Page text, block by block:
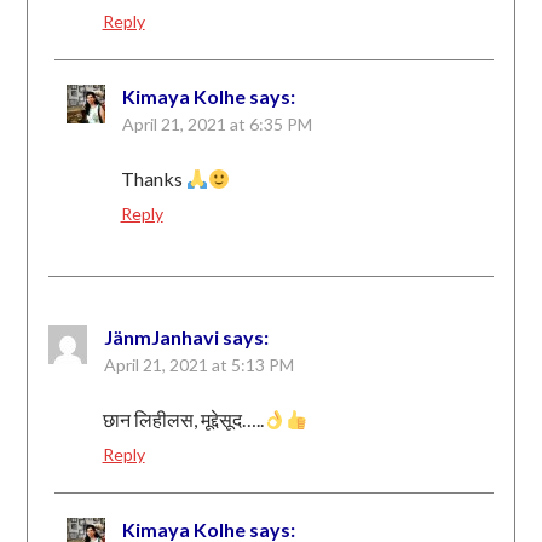
Reply
Kimaya Kolhe says:
April 21, 2021 at 6:35 PM
Thanks
Reply
JänmJanhavi says:
April 21, 2021 at 5:13 PM
छान लिहीलस, मूद्देसूद…..
Reply
Kimaya Kolhe says: